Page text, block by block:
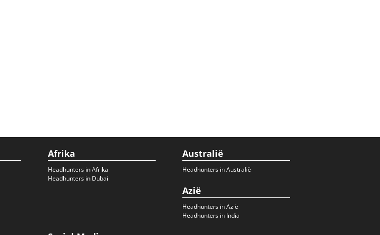
Afrika
Headhunters in Afrika
Headhunters in Dubai
Australië
Headhunters in Australië
Azië
Headhunters in Azië
Headhunters in India